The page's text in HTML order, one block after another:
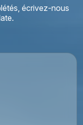
écrivez-nous